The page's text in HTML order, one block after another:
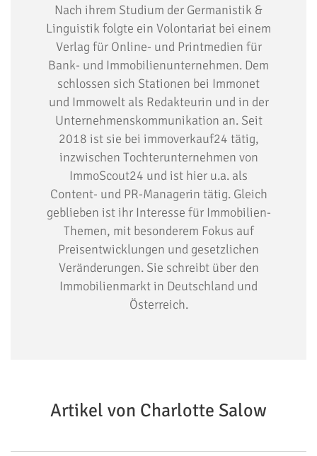
Nach ihrem Studium der Germanistik &
Linguistik folgte ein Volontariat bei einem
Verlag für Online- und Printmedien für
Bank- und Immobilienunternehmen. Dem
schlossen sich Stationen bei Immonet
und Immowelt als Redakteurin und in der
Unternehmenskommunikation an. Seit
2018 ist sie bei immoverkauf24 tätig,
inzwischen Tochterunternehmen von
ImmoScout24 und ist hier u.a. als
Content- und PR-Managerin tätig. Gleich
geblieben ist ihr Interesse für Immobilien-
Themen, mit besonderem Fokus auf
Preisentwicklungen und gesetzlichen
Veränderungen. Sie schreibt über den
Immobilienmarkt in Deutschland und
Österreich.
Artikel von Charlotte Salow